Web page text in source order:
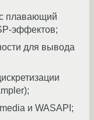
плавающий
эффектов;
для вывода
и WASAPI;